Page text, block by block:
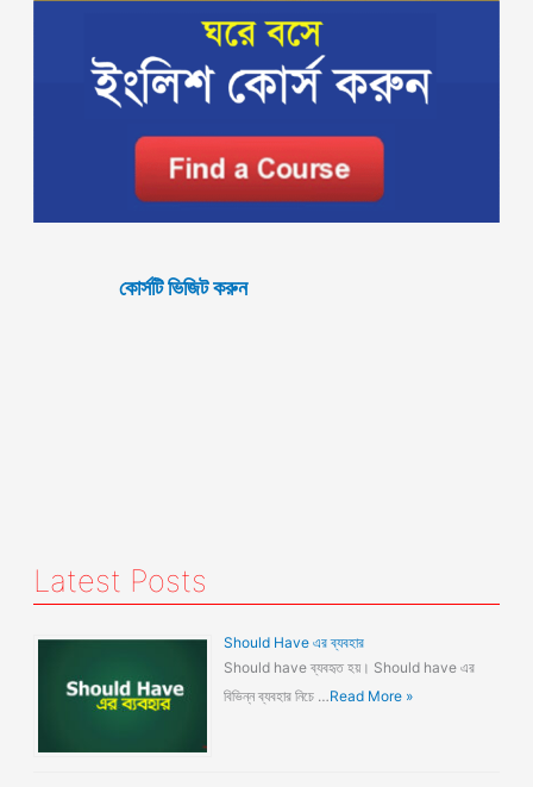
কোর্সটি ভিজিট করুন
Latest Posts
Should Have এর ব্যবহার
Should have ব্যবহৃত হয়। Should have এর
বিভিন্ন ব্যবহার নিচে …Read More »